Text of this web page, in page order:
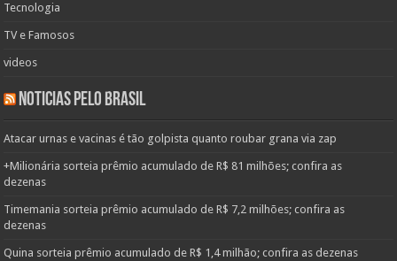
Tecnologia
TV e Famosos
videos
Noticias pelo Brasil
Atacar urnas e vacinas é tão golpista quanto roubar grana via zap
+Milionária sorteia prêmio acumulado de R$ 81 milhões; confira as
dezenas
Timemania sorteia prêmio acumulado de R$ 7,2 milhões; confira as
dezenas
Quina sorteia prêmio acumulado de R$ 1,4 milhão; confira as dezenas